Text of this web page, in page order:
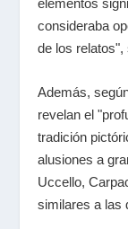
elementos
consideraba
de los relatos",
Además,
revelan el
tradición
alusiones a
Uccello,
similares a las